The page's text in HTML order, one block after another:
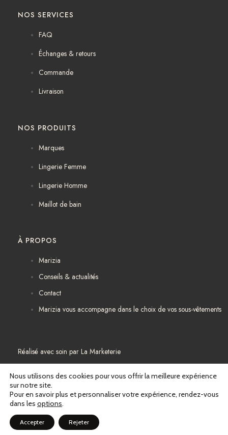
c
e
s
t
a
g
r
a
m
NOS SERVICES
FAQ
Échanges & retours
Commande
Livraison
NOS PRODUITS
Marques
Lingerie Femme
Lingerie Homme
Maillot de bain
À PROPOS
Marizia
Conseils & actualités
Contact
Marizia vous accompagne dans le choix de vos sous-vêtements
Réalisé avec soin par La Marketerie
Mentions légales
Politique de confidentialité
Conditions générales de vente
Nous utilisons des cookies pour vous offrir la meilleure expérience
sur notre site.
Pour en savoir plus et personnaliser votre expérience, rendez-vous
dans les options.
Accepter Rejeter